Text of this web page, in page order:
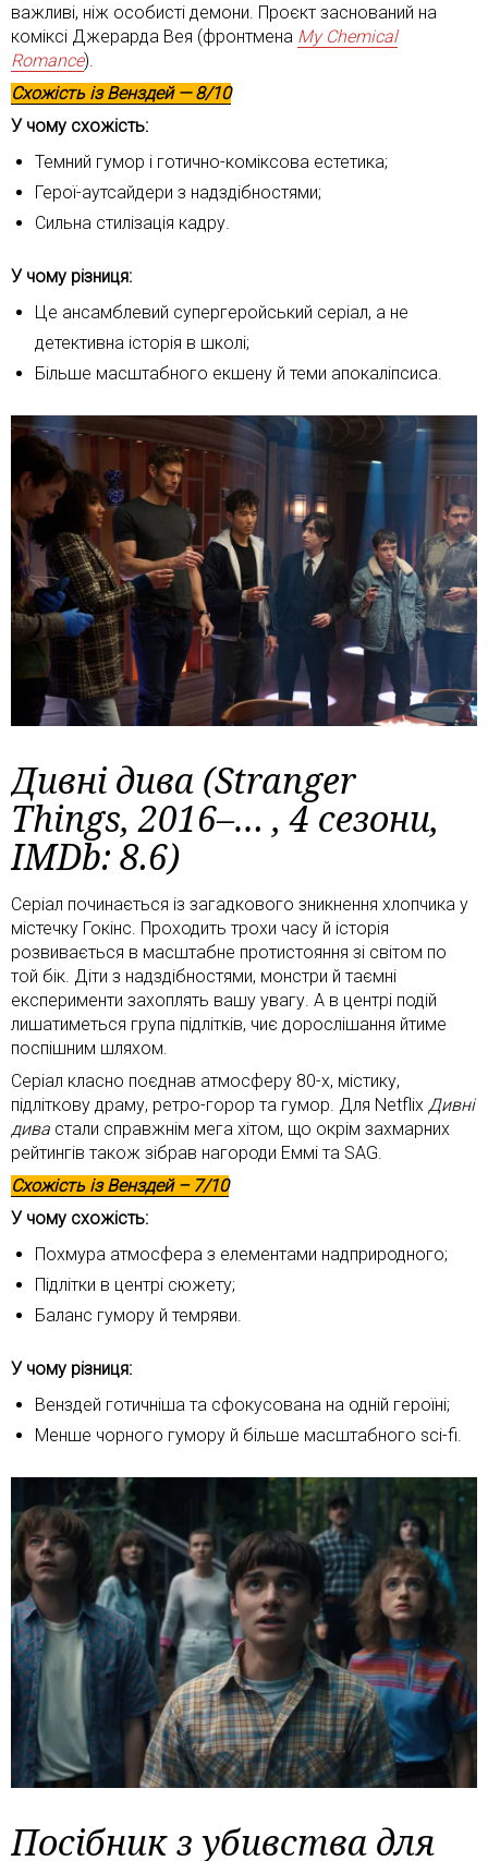
важливі, ніж особисті демони. Проєкт заснований на
коміксі Джерарда Вея (фронтмена My Chemical
Romance).
Схожість ізВенздей— 8/10
У чому схожість:
Темний гумор і готично-коміксова естетика;
Герої-аутсайдери з надздібностями;
Сильна стилізація кадру.
У чому різниця:
Це ансамблевий супергеройський серіал, а не
детективна історія в школі;
Більше масштабного екшену й теми апокаліпсиса.
Дивні дива (Stranger
Things, 2016–… , 4 сезони,
IMDb: 8.6)
Серіал починається із загадкового зникнення хлопчика у
містечку Гокінс. Проходить трохи часу й історія
розвивається в масштабне протистояння зі світом по
той бік. Діти з надздібностями, монстри й таємні
експерименти захоплять вашу увагу. А в центрі подій
лишатиметься група підлітків, чиє дорослішання йтиме
поспішним шляхом.
Серіал класно поєднав атмосферу 80-х, містику,
підліткову драму, ретро-горор та гумор. Для Netflix Дивні
дива стали справжнім мега хітом, що окрім захмарних
рейтингів також зібрав нагороди Еммі та SAG.
Схожість ізВенздей– 7/10
У чому схожість:
Похмура атмосфера з елементами надприродного;
Підлітки в центрі сюжету;
Баланс гумору й темряви.
У чому різниця:
Венздей готичніша та сфокусована на одній героїні;
Менше чорного гумору й більше масштабного sci-fi.
Посібник з убивства для